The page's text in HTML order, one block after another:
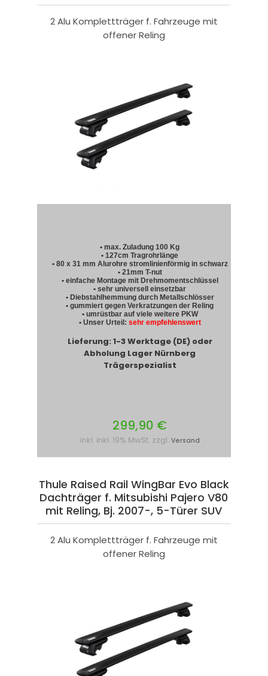
2 Alu Komplettträger f. Fahrzeuge mit
offener Reling
• max. Zuladung 100 Kg
• 127cm Tragrohrlänge
• 80 x 31 mm Alurohre stromlinienförmig in schwarz
• 21mm T-nut
• einfache Montage mit Drehmomentschlüssel
• sehr universell einsetzbar
• Diebstahlhemmung durch Metallschlösser
• gummiert gegen Verkratzungen der Reling
• umrüstbar auf viele weitere PKW
• Unser Urteil: sehr empfehlenswert
Lieferung: 1-3 Werktage (DE) oder
Abholung Lager Nürnberg
Trägerspezialist
299,90 €
inkl. inkl. 19% MwSt. zzgl. Versand
Thule Raised Rail WingBar Evo Black
Dachträger f. Mitsubishi Pajero V80
mit Reling, Bj. 2007-, 5-Türer SUV
2 Alu Komplettträger f. Fahrzeuge mit
offener Reling